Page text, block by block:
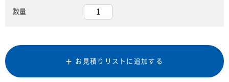
数量
お見積りリストに追加する